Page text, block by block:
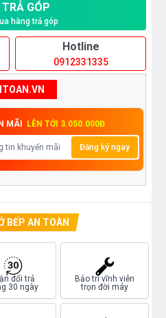
TRẢ GÓP
hàng trả góp
Hotline
0912331335
MÃI LÊN TỚI 3.050.000Đ
Đăng ký ngay
BẾP AN TOÀN
đổi trả
30 ngày
Bảo trì vĩnh viễn
trọn đời máy